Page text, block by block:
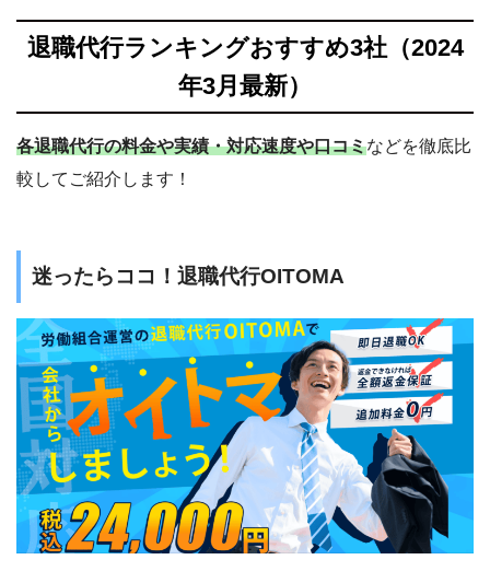
退職代行ランキングおすすめ3社（2024
年3月最新）
各退職代行の料金や実績・対応速度や口コミなどを徹底比
較してご紹介します！
迷ったらココ！退職代行OITOMA